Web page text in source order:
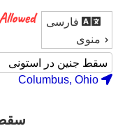
فارسی
منوی
Columbus, Ohio